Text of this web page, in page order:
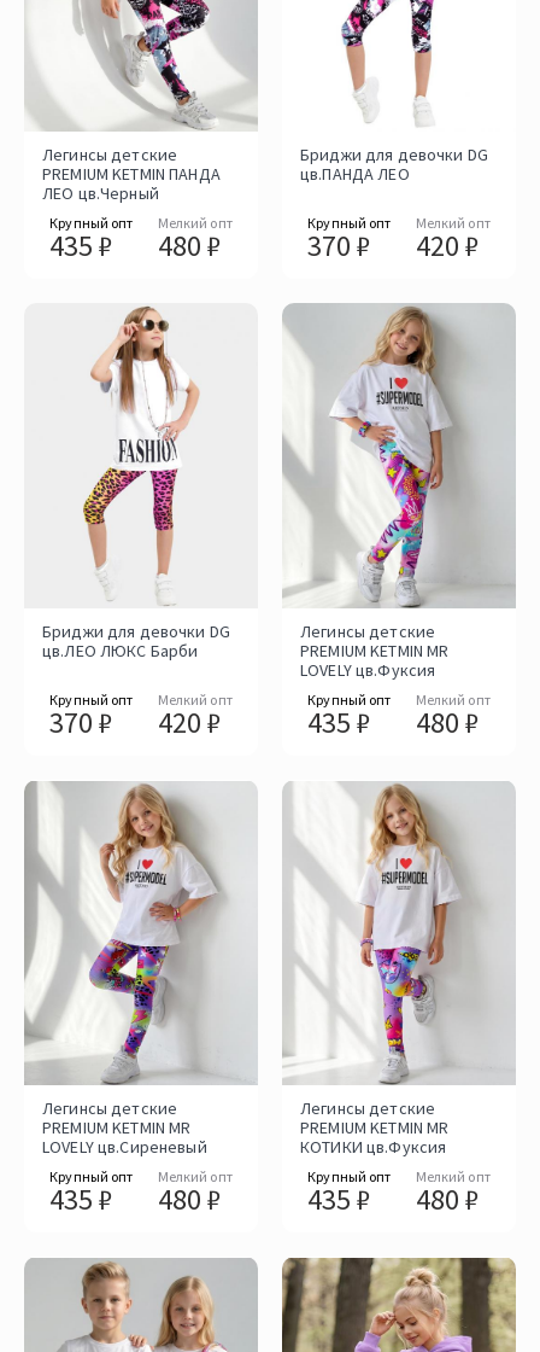
Легинсы детские
PREMIUM KETMIN ПАНДА
ЛЕО цв.Черный
Крупный опт
435 ₽
Мелкий опт
480 ₽
Бриджи для девочки DG
цв.ПАНДА ЛЕО
Крупный опт
370 ₽
Мелкий опт
420 ₽
Бриджи для девочки DG
цв.ЛЕО ЛЮКС Барби
Крупный опт
370 ₽
Мелкий опт
420 ₽
Легинсы детские
PREMIUM KETMIN MR
LOVELY цв.Фуксия
Крупный опт
435 ₽
Мелкий опт
480 ₽
Легинсы детские
PREMIUM KETMIN MR
LOVELY цв.Сиреневый
Крупный опт
435 ₽
Мелкий опт
480 ₽
Легинсы детские
PREMIUM KETMIN MR
КОТИКИ цв.Фуксия
Крупный опт
435 ₽
Мелкий опт
480 ₽